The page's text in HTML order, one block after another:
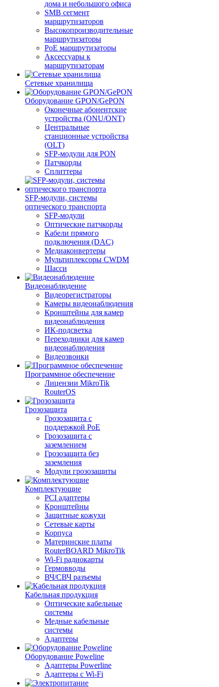
дома и небольшого офиса
SMB сегмент
маршрутизаторов
Высокопроизводительные
маршрутизаторы
PoE маршрутизаторы
Аксессуары к
маршрутизаторам
Сетевые хранилища
Оборудование GPON/GePON
Оконечные абонентские
устройства (ONU/ONT)
Центральные
станционные устройства
(OLT)
SFP-модули для PON
Патчкорды
Сплиттеры
SFP-модули, системы
оптического транспорта
SFP-модули
Оптические патчкорды
Кабели прямого
подключения (DAC)
Медиаконвертеры
Мультиплексоры CWDM
Шасси
Видеонаблюдение
Видеорегистраторы
Камеры видеонаблюдения
Кронштейны для камер
видеонаблюдения
ИК-подсветка
Переходники для камер
видеонаблюдения
Видеозвонки
Программное обеспечение
Лицензии MikroTik
RouterOS
Грозозащита
Грозозащита с
поддержкой PoE
Грозозащита с
заземлением
Грозозащита без
заземления
Модули грозозащиты
Комплектующие
PCI адаптеры
Кронштейны
Защитные кожухи
Сетевые карты
Корпуса
Материнские платы
RouterBOARD MikroTik
Wi-Fi радиокарты
Гермовводы
ВЧ/СВЧ разъемы
Кабельная продукция
Оптические кабельные
системы
Медные кабельные
системы
Адаптеры
Оборудование Poweline
Адаптеры Powerline
Адаптеры с Wi-Fi